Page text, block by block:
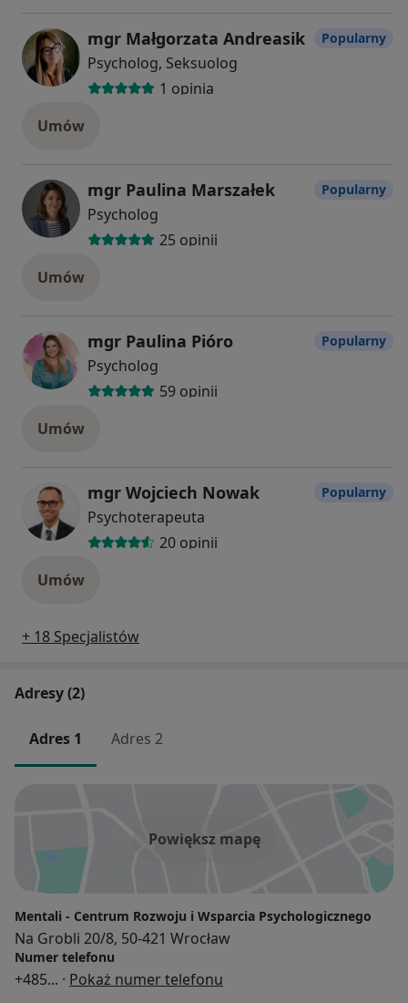
mgr Małgorzata Andreasik
Psycholog, Seksuolog
1 opinia
Popularny
Umów
mgr Paulina Marszałek
Psycholog
25 opinii
Popularny
Umów
mgr Paulina Pióro
Psycholog
59 opinii
Popularny
Umów
mgr Wojciech Nowak
Psychoterapeuta
20 opinii
Popularny
Umów
+ 18 Specjalistów
Adresy (2)
Adres 1 Adres 2
Powiększ mapę
Mentali - Centrum Rozwoju i Wsparcia Psychologicznego
Na Grobli 20/8, 50-421 Wrocław
Numer telefonu
+485... · Pokaż numer telefonu